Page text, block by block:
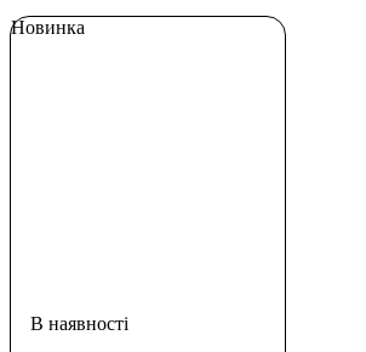
Новинка